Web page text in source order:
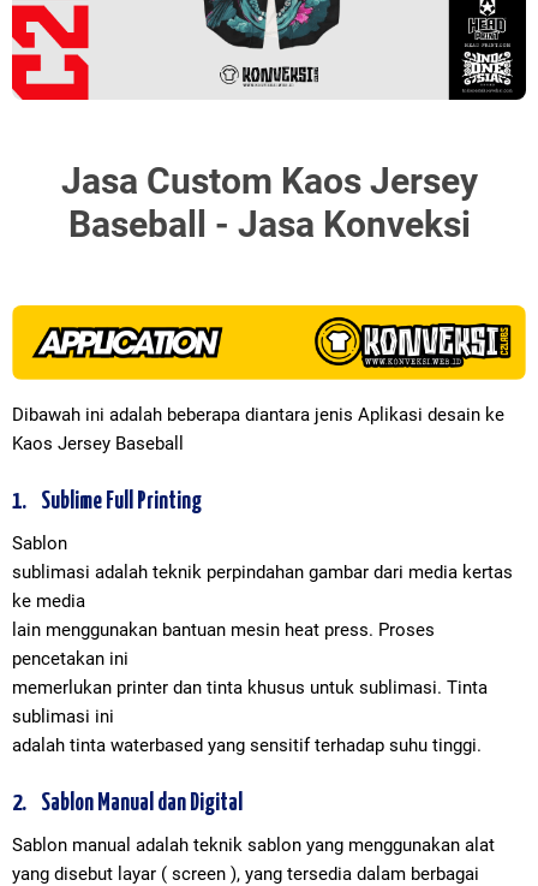
Jasa Custom Kaos Jersey
Baseball - Jasa Konveksi
Dibawah ini adalah beberapa diantara jenis Aplikasi desain ke
Kaos Jersey Baseball
1. Sublime Full Printing
Sablon
sublimasi adalah teknik perpindahan gambar dari media kertas
ke media
lain menggunakan bantuan mesin heat press. Proses
pencetakan ini
memerlukan printer dan tinta khusus untuk sublimasi. Tinta
sublimasi ini
adalah tinta waterbased yang sensitif terhadap suhu tinggi.
2. Sablon Manual dan Digital
Sablon manual adalah teknik sablon yang menggunakan alat
yang disebut layar ( screen ), yang tersedia dalam berbagai